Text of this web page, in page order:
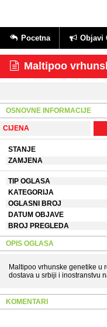
Pocetna Objavi
Maltipoo
OSNOVNE INFORMACIJE
CIJENA
STANJE
ZAMJENA
TIP OGLASA
KATEGORIJA
OGLASNI BROJ
DATUM OBJAVE
BROJ PREGLEDA
OPIS OGLASA
Maltipoo vrhunske genetike u
dostava u srbiji i inostranstvu
KOMENTARI